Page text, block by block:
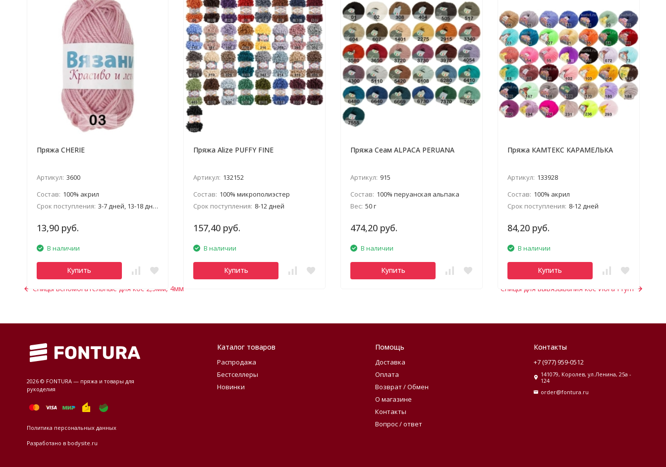
Пряжа CHERIE
Артикул: 3600
Состав: 100% акрил
Срок поступления: 3-7 дней, 13-18 дней, январь
13,90 руб.
В наличии
Купить
Пряжа Alize PUFFY FINE
Артикул: 132152
Состав: 100% микрополиэстер
Срок поступления: 8-12 дней
157,40 руб.
В наличии
Купить
Пряжа Сеам ALPACA PERUANA
Артикул: 915
Состав: 100% перуанская альпака
Вес: 50 г
474,20 руб.
В наличии
Купить
Пряжа КАМТЕКС КАРАМЕЛЬКА
Артикул: 133928
Состав: 100% акрил
Срок поступления: 8-12 дней
84,20 руб.
В наличии
Купить
Спицы вспомогательные для кос 2,5мм, 4мм Спицы для вывязывания кос Йога Prym
2026 © FONTURA — пряжа и товары для
рукоделия
Политика персональных данных
Разработано в bodysite.ru
Каталог товаров
Распродажа
Бестселлеры
Новинки
Помощь
Доставка
Оплата
Возврат / Обмен
О магазине
Контакты
Вопрос / ответ
Контакты
+7 (977) 959-0512
141079, Королев, ул.Ленина, 25а -
124
order@fontura.ru